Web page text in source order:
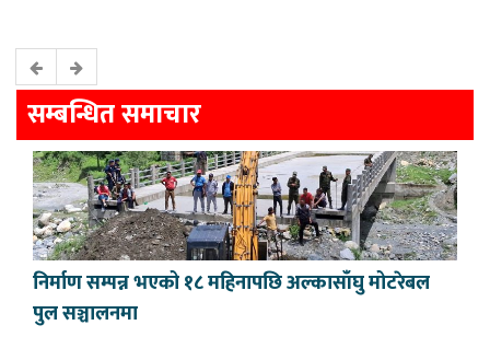
सम्बन्धित समाचार
निर्माण सम्पन्न भएको १८ महिनापछि अल्कासाँघु मोटरेबल
पुल सञ्चालनमा